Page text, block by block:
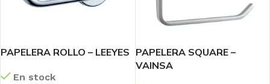
PAPELERA ROLLO – LEEYES
En stock
PAPELERA SQUARE –
VAINSA